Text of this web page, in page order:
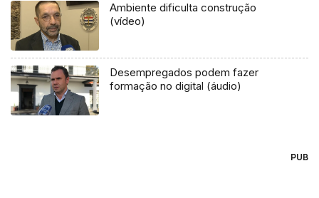
Ambiente dificulta construção
(vídeo)
Desempregados podem fazer
formação no digital (áudio)
PUB